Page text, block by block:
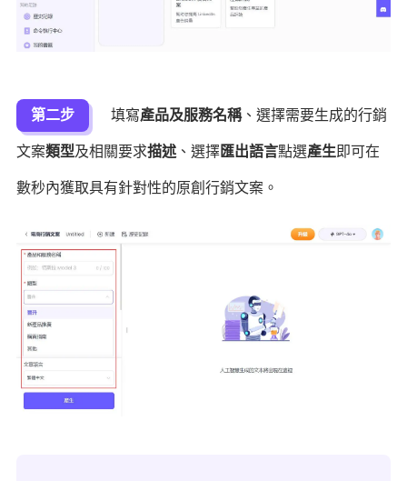
第二步 填寫產品及服務名稱、選擇需要生成的行銷
文案類型及相關要求描述、選擇匯出語言點選產生即可在
數秒內獲取具有針對性的原創行銷文案。